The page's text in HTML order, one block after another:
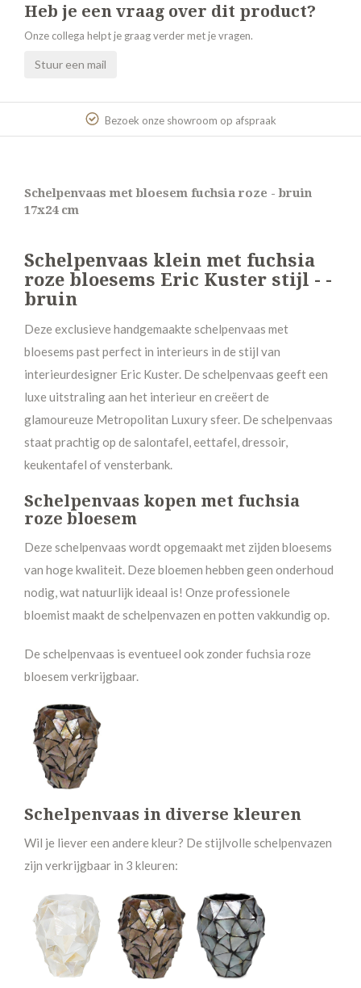
Heb je een vraag over dit product?
Onze collega helpt je graag verder met je vragen.
Stuur een mail
Bezoek onze showroom op afspraak
Schelpenvaas met bloesem fuchsia roze - bruin
17x24 cm
Schelpenvaas klein met fuchsia
roze bloesems Eric Kuster stijl - -
bruin
Deze exclusieve handgemaakte schelpenvaas met
bloesems past perfect in interieurs in de stijl van
interieurdesigner Eric Kuster. De schelpenvaas geeft een
luxe uitstraling aan het interieur en creëert de
glamoureuze Metropolitan Luxury sfeer. De schelpenvaas
staat prachtig op de salontafel, eettafel, dressoir,
keukentafel of vensterbank.
Schelpenvaas kopen met fuchsia
roze bloesem
Deze schelpenvaas wordt opgemaakt met zijden bloesems
van hoge kwaliteit. Deze bloemen hebben geen onderhoud
nodig, wat natuurlijk ideaal is! Onze professionele
bloemist maakt de schelpenvazen en potten vakkundig op.
De schelpenvaas is eventueel ook zonder fuchsia roze
bloesem verkrijgbaar.
Schelpenvaas in diverse kleuren
Wil je liever een andere kleur? De stijlvolle schelpenvazen
zijn verkrijgbaar in 3 kleuren: